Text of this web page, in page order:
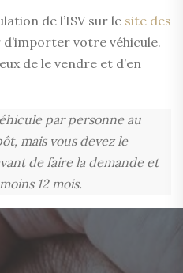
de l’ISV sur le site des
votre véhicule.
de le vendre et d’en
par personne au
mais vous devez le
de faire la demande et
12 mois.